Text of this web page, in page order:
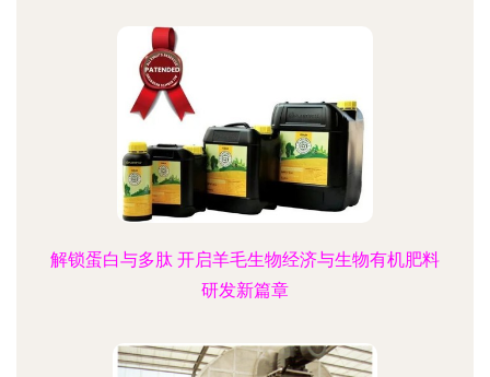
解锁蛋白与多肽 开启羊毛生物经济与生物有机肥料
研发新篇章